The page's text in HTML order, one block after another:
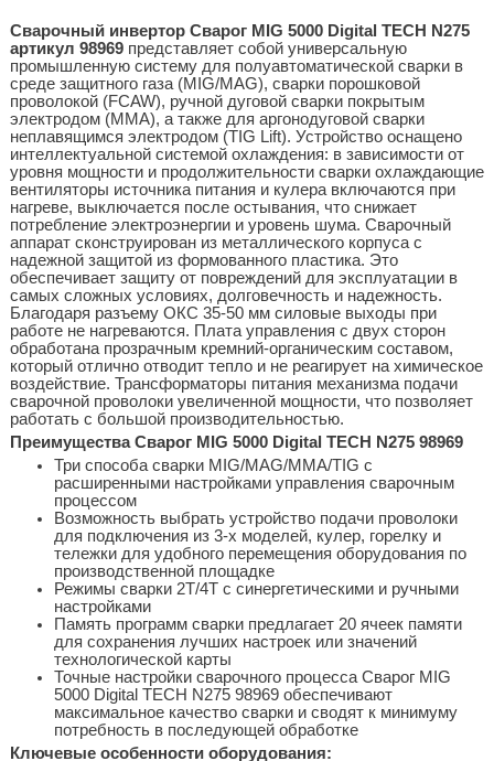
Сварочный инвертор Сварог MIG 5000 Digital TECH N275
артикул 98969представляет собой универсальную
промышленную систему для полуавтоматической сварки в
среде защитного газа (MIG/MAG), сварки порошковой
проволокой (FCAW), ручной дуговой сварки покрытым
электродом (MMA), а также для аргонодуговой сварки
неплавящимся электродом (TIG Lift). Устройство оснащено
интеллектуальной системой охлаждения: в зависимости от
уровня мощности и продолжительности сварки охлаждающие
вентиляторы источника питания и кулера включаются при
нагреве, выключается после остывания, что снижает
потребление электроэнергии и уровень шума. Сварочный
аппарат сконструирован из металлического корпуса с
надежной защитой из формованного пластика. Это
обеспечивает защиту от повреждений для эксплуатации в
самых сложных условиях, долговечность и надежность.
Благодаря разъему ОКС 35-50 мм силовые выходы при
работе не нагреваются. Плата управления с двух сторон
обработана прозрачным кремний-органическим составом,
который отлично отводит тепло и не реагирует на химическое
воздействие. Трансформаторы питания механизма подачи
сварочной проволоки увеличенной мощности, что позволяет
работать с большой производительностью.
Преимущества Сварог MIG 5000 Digital TECH N275 98969
Три способа сварки MIG/MAG/MMA/TIG с
расширенными настройками управления сварочным
процессом
Возможность выбрать устройство подачи проволоки
для подключения из 3-х моделей, кулер, горелку и
тележки для удобного перемещения оборудования по
производственной площадке
Режимы сварки 2Т/4Т с синергетическими и ручными
настройками
Память программ сварки предлагает 20 ячеек памяти
для сохранения лучших настроек или значений
технологической карты
Точные настройки сварочного процесса Сварог MIG
5000 Digital TECH N275 98969 обеспечивают
максимальное качество сварки и сводят к минимуму
потребность в последующей обработке
Ключевые особенности оборудования: